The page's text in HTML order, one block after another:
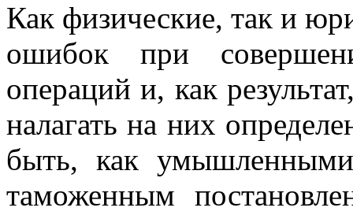
Как физические, так и
ошибок при
операций и, как
налагать на них
быть, как
таможенным